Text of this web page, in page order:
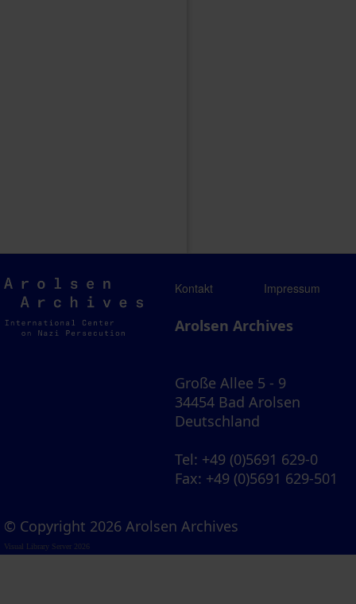
Arolsen
Archives
Kontakt Impressum
Arolsen Archives
Große Allee 5 - 9
34454 Bad Arolsen
Deutschland
Tel: +49 (0)5691 629-0
Fax: +49 (0)5691 629-501
© Copyright 2026 Arolsen Archives
Visual Library Server 2026